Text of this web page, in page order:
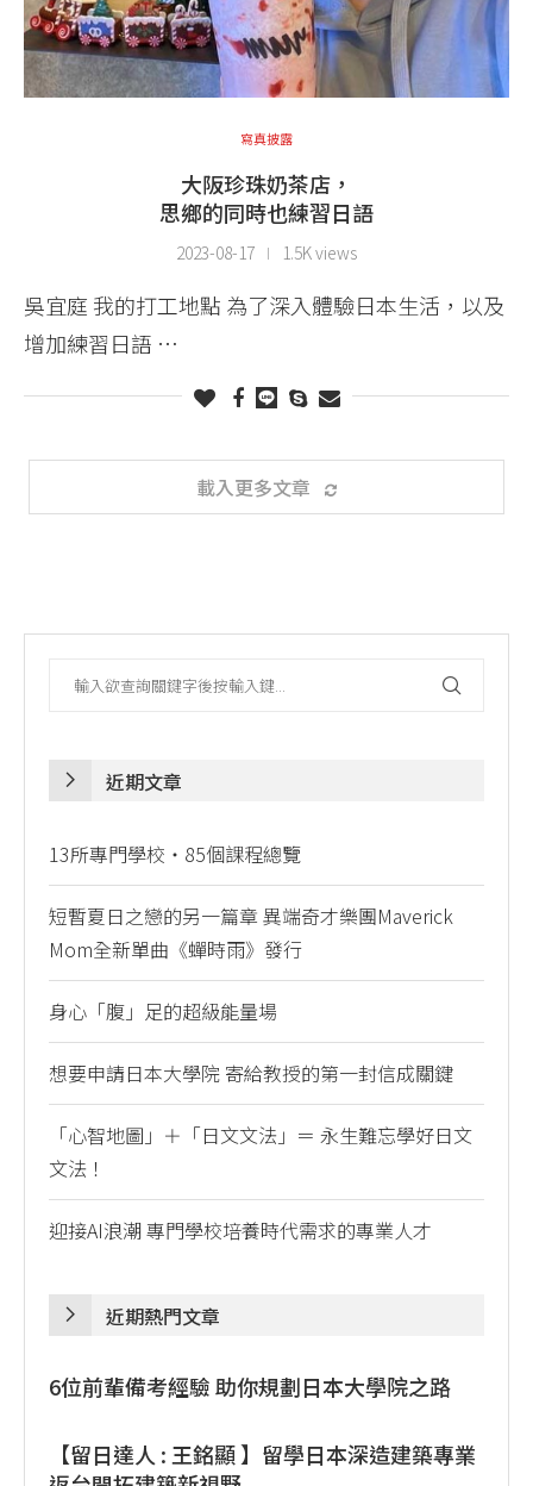
寫真披露
大阪珍珠奶茶店，
思鄉的同時也練習日語
2023-08-17 1.5K views
吳宜庭 我的打工地點 為了深入體驗日本生活，以及
增加練習日語 …
載入更多文章
近期文章
13所專門學校・85個課程總覽
短暫夏日之戀的另一篇章 異端奇才樂團Maverick
Mom全新單曲《蟬時雨》發行
身心「腹」足的超級能量場
想要申請日本大學院 寄給教授的第一封信成關鍵
「心智地圖」＋「日文文法」＝ 永生難忘學好日文
文法！
迎接AI浪潮 專門學校培養時代需求的專業人才
近期熱門文章
6位前輩備考經驗 助你規劃日本大學院之路
【留日達人 : 王銘顯 】留學日本深造建築專業